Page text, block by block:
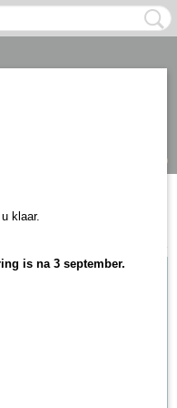
(0)
en plectrumhouders
klaar.
is na 3 september.